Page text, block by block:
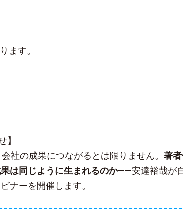
ます。
】
社の成果につながるとは限りません。 著
は同じように生まれるのか——安達裕哉が
ナーを開催します。